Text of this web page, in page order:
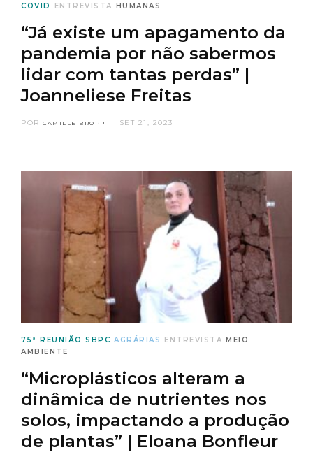
COVID ENTREVISTA HUMANAS
“Já existe um apagamento da
pandemia por não sabermos
lidar com tantas perdas” |
Joanneliese Freitas
POR CAMILLE BROPP SET 21, 2023
75ª REUNIÃO SBPC AGRÁRIAS ENTREVISTA MEIO
AMBIENTE
“Microplásticos alteram a
dinâmica de nutrientes nos
solos, impactando a produção
de plantas” | Eloana Bonfleur